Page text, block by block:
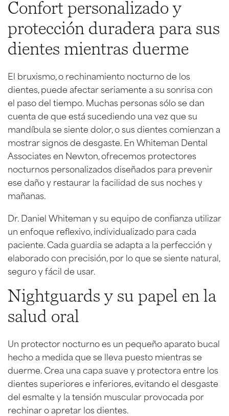
Confort personalizado y
protección duradera para sus
dientes mientras duerme
El bruxismo, o rechinamiento nocturno de los
dientes, puede afectar seriamente a su sonrisa con
el paso del tiempo. Muchas personas sólo se dan
cuenta de que está sucediendo una vez que su
mandíbula se siente dolor, o sus dientes comienzan a
mostrar signos de desgaste. En Whiteman Dental
Associates en Newton, ofrecemos protectores
nocturnos personalizados diseñados para prevenir
ese daño y restaurar la facilidad de sus noches y
mañanas.
Dr. Daniel Whiteman y su equipo de confianza utilizar
un enfoque reflexivo, individualizado para cada
paciente. Cada guardia se adapta a la perfección y
elaborado con precisión, por lo que se siente natural,
seguro y fácil de usar.
Nightguards y su papel en la
salud oral
Un protector nocturno es un pequeño aparato bucal
hecho a medida que se lleva puesto mientras se
duerme. Crea una capa suave y protectora entre los
dientes superiores e inferiores, evitando el desgaste
del esmalte y la tensión muscular provocada por
rechinar o apretar los dientes.